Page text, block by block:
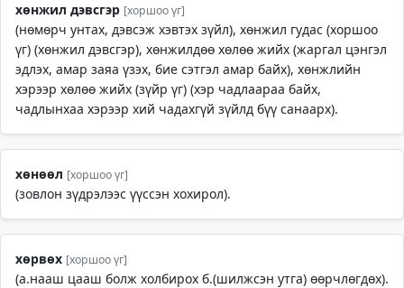
хөнжил дэвсгэр [хоршоо үг]
(нөмөрч унтах, дэвсэж хэвтэх зүйл), хөнжил гудас (хоршоо
үг) (хөнжил дэвсгэр), хөнжилдөө хөлөө жийх (жаргал цэнгэл
эдлэх, амар заяа үзэх, бие сэтгэл амар байх), хөнжлийн
хэрээр хөлөө жийх (зүйр үг) (хэр чадлаараа байх,
чадлынхаа хэрээр хий чадахгүй зүйлд бүү санаарх).
хөнөөл [хоршоо үг]
(зовлон зүдрэлээс үүссэн хохирол).
хөрвөх [хоршоо үг]
(а.нааш цааш болж холбирох б.(шилжсэн утга) өөрчлөгдөх).